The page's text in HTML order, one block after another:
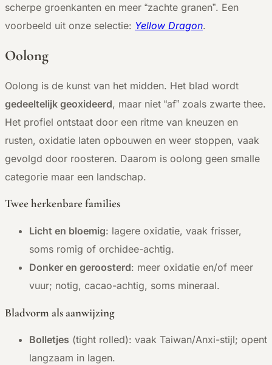
scherpe groenkanten en meer “zachte granen”. Een
voorbeeld uit onze selectie: Yellow Dragon.
Oolong
Oolong is de kunst van het midden. Het blad wordt
gedeeltelijk geoxideerd, maar niet “af” zoals zwarte thee.
Het profiel ontstaat door een ritme van kneuzen en
rusten, oxidatie laten opbouwen en weer stoppen, vaak
gevolgd door roosteren. Daarom is oolong geen smalle
categorie maar een landschap.
Twee herkenbare families
Licht en bloemig: lagere oxidatie, vaak frisser,
soms romig of orchidee-achtig.
Donker en geroosterd: meer oxidatie en/of meer
vuur; notig, cacao-achtig, soms mineraal.
Bladvorm als aanwijzing
Bolletjes (tight rolled): vaak Taiwan/Anxi-stijl; opent
langzaam in lagen.